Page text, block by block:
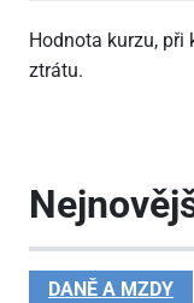
Hodnota kurzu, při
ztrátu.
DANĚ A MZDY